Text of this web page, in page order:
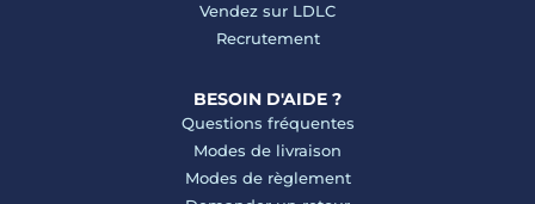
Vendez sur LDLC
Recrutement
BESOIN D'AIDE ?
Questions fréquentes
Modes de livraison
Modes de règlement